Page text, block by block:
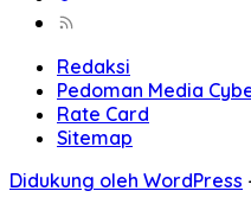
Redaksi
Pedoman Media
Rate Card
Sitemap
Didukung oleh WordPress